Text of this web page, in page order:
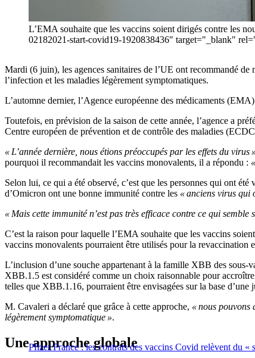
L’EMA souhaite que les vaccins soient dirigés contre les
02182021-start-covid19-1920838436" target="_blank"
Mardi (6 juin), les agences sanitaires de l’UE ont recommandé
l’infection et les maladies légèrement symptomatiques.
L’automne dernier, l’Agence européenne des médicaments
Toutefois, en prévision de la saison de cette année, l’agence a
Centre européen de prévention et de contrôle des maladies
« L’année dernière, nous étions préoccupés par les effets du virus »
pourquoi il recommandait les vaccins monovalents, il a répondu :
Selon lui, ce qui a été observé, c’est que les personnes qui ont
d’Omicron ont une bonne immunité contre les « anciens virus qui
« Mais cette immunité n’est pas très efficace contre ce qui semble
C’est la raison pour laquelle l’EMA souhaite que les vaccins
vaccins monovalents pourraient être utilisés pour la revaccination
L’inclusion d’une souche appartenant à la famille XBB des sous-
XBB.1.5 est considéré comme un choix raisonnable pour
telles que XBB.1.16, pourraient être envisagées sur la base d’une
M. Cavaleri a déclaré que grâce à cette approche, « nous pouvons
légèrement symptomatique ».
Pfizer France : les contrats des vaccins Covid relèvent du «
Une approche globale